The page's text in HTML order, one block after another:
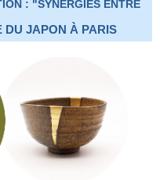
: "SYNERGIES ENTRE
DU JAPON À PARIS